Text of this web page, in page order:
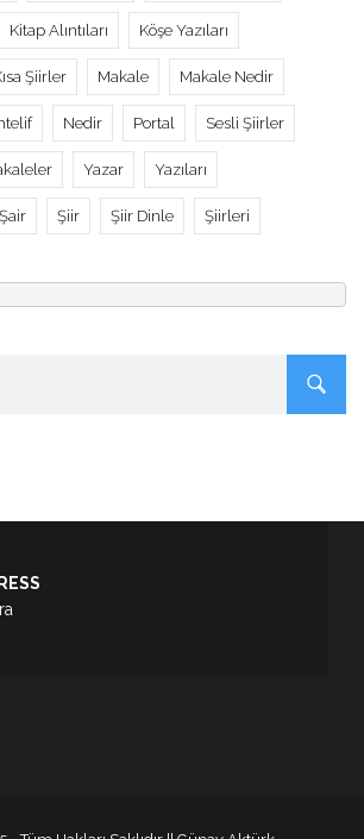
Kitap Alıntıları Köşe Yazıları
Şiirler Makale Makale Nedir
Nedir Portal Sesli Şiirler
Yazar Yazıları
Şair Şiir Şiir Dinle Şiirleri